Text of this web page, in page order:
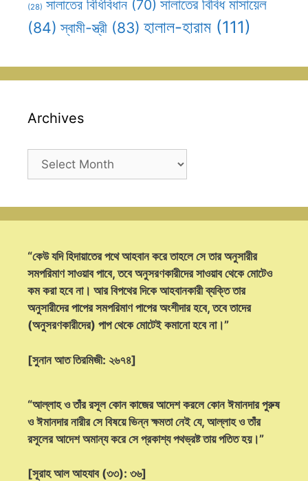
(28) সালাতের বিধিবিধান (70) সালাতের বিবিধ মাসায়েল
(84) স্বামী-স্ত্রী (83) হালাল-হারাম (111)
Archives
Archives
“কেউ যদি হিদায়াতের পথে আহবান করে তাহলে সে তার অনুসারীর
সমপরিমাণ সাওয়াব পাবে, তবে অনুসরণকারীদের সাওয়াব থেকে মোটেও
কম করা হবে না। আর বিপথের দিকে আহবানকারী ব্যক্তি তার
অনুসারীদের পাপের সমপরিমাণ পাপের অংশীদার হবে, তবে তাদের
(অনুসরণকারীদের) পাপ থেকে মোটেই কমানো হবে না।”
[সুনান আত তিরমিজী: ২৬৭৪]
“আল্লাহ ও তাঁর রসূল কোন কাজের আদেশ করলে কোন ঈমানদার পুরুষ
ও ঈমানদার নারীর সে বিষয়ে ভিন্ন ক্ষমতা নেই যে, আল্লাহ ও তাঁর
রসূলের আদেশ অমান্য করে সে প্রকাশ্য পথভ্রষ্ট তায় পতিত হয়।”
[সূরাহ আল আহযাব (৩৩): ৩৬]